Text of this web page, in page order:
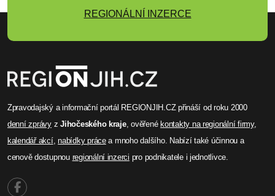
REGIONÁLNÍ INZERCE
Zpravodajský a informační portál REGIONJIH.CZ přináší od roku 2000
denní zprávyzJihočeského kraje, ověřené kontakty na regionální firmy,
kalendář akcí,nabídky prácea mnoho dalšího. Nabízí také účinnou a
cenově dostupnou regionální inzerci pro podnikatele i jednotlivce.